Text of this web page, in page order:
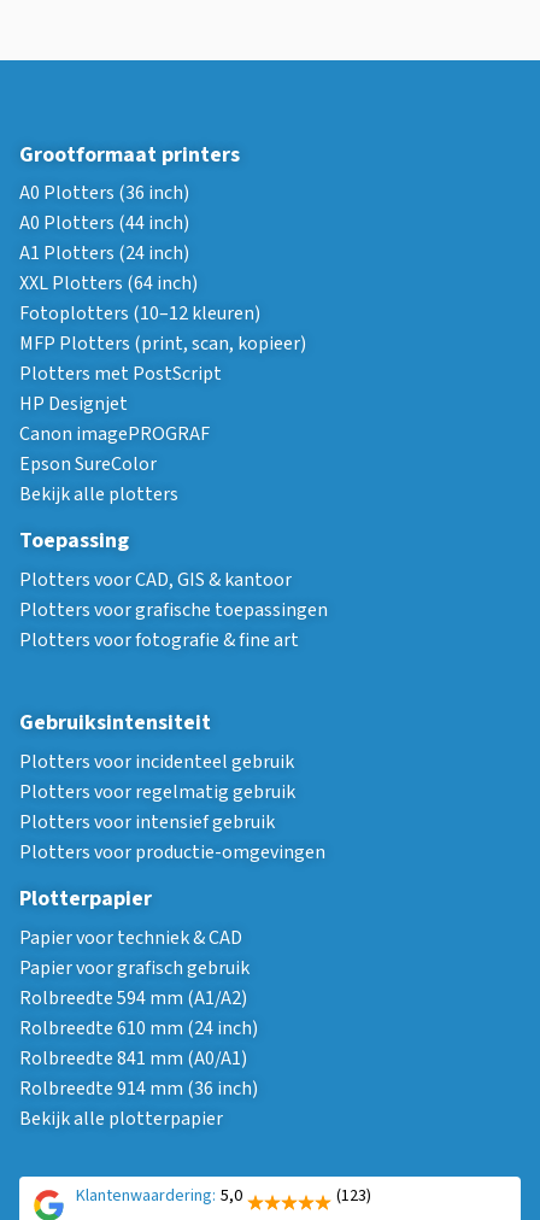
Grootformaat printers
A0 Plotters (36 inch)
A0 Plotters (44 inch)
A1 Plotters (24 inch)
XXL Plotters (64 inch)
Fotoplotters (10–12 kleuren)
MFP Plotters (print, scan, kopieer)
Plotters met PostScript
HP Designjet
Canon imagePROGRAF
Epson SureColor
Bekijk alle plotters
Toepassing
Plotters voor CAD, GIS & kantoor
Plotters voor grafische toepassingen
Plotters voor fotografie & fine art
Gebruiksintensiteit
Plotters voor incidenteel gebruik
Plotters voor regelmatig gebruik
Plotters voor intensief gebruik
Plotters voor productie-omgevingen
Plotterpapier
Papier voor techniek & CAD
Papier voor grafisch gebruik
Rolbreedte 594 mm (A1/A2)
Rolbreedte 610 mm (24 inch)
Rolbreedte 841 mm (A0/A1)
Rolbreedte 914 mm (36 inch)
Bekijk alle plotterpapier
Klantenwaardering: 5,0 (123)